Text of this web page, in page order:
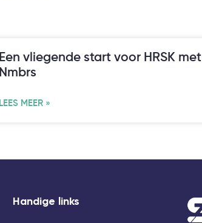
Een vliegende start voor HRSK met
Nmbrs
LEES MEER »
Handige links